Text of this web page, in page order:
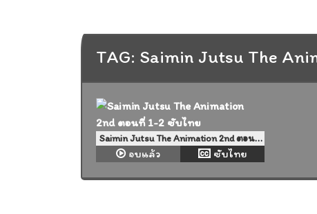
TAG: Saimin Jutsu The
Saimin Jutsu The Animation 2nd ตอนที่ 1-2 ซับไทย
จบแล้ว ซับไทย